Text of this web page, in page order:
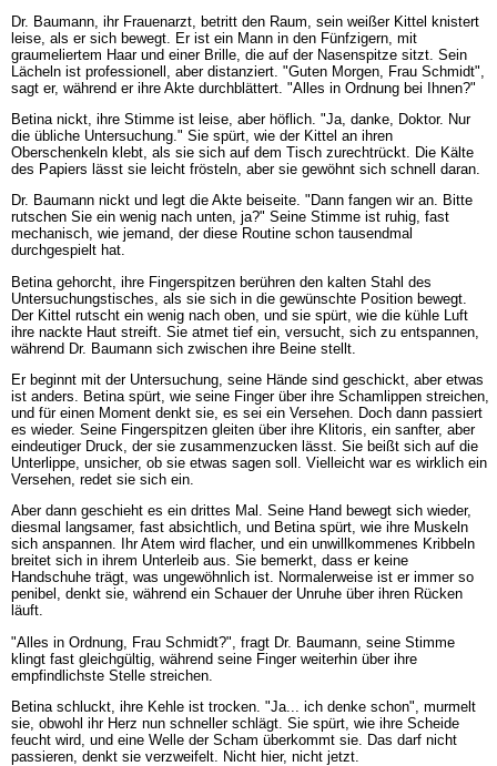
Dr. Baumann, ihr Frauenarzt, betritt den Raum, sein weißer Kittel knistert
leise, als er sich bewegt. Er ist ein Mann in den Fünfzigern, mit
graumeliertem Haar und einer Brille, die auf der Nasenspitze sitzt. Sein
Lächeln ist professionell, aber distanziert. "Guten Morgen, Frau Schmidt",
sagt er, während er ihre Akte durchblättert. "Alles in Ordnung bei Ihnen?"
Betina nickt, ihre Stimme ist leise, aber höflich. "Ja, danke, Doktor. Nur
die übliche Untersuchung." Sie spürt, wie der Kittel an ihren
Oberschenkeln klebt, als sie sich auf dem Tisch zurechtrückt. Die Kälte
des Papiers lässt sie leicht frösteln, aber sie gewöhnt sich schnell daran.
Dr. Baumann nickt und legt die Akte beiseite. "Dann fangen wir an. Bitte
rutschen Sie ein wenig nach unten, ja?" Seine Stimme ist ruhig, fast
mechanisch, wie jemand, der diese Routine schon tausendmal
durchgespielt hat.
Betina gehorcht, ihre Fingerspitzen berühren den kalten Stahl des
Untersuchungstisches, als sie sich in die gewünschte Position bewegt.
Der Kittel rutscht ein wenig nach oben, und sie spürt, wie die kühle Luft
ihre nackte Haut streift. Sie atmet tief ein, versucht, sich zu entspannen,
während Dr. Baumann sich zwischen ihre Beine stellt.
Er beginnt mit der Untersuchung, seine Hände sind geschickt, aber etwas
ist anders. Betina spürt, wie seine Finger über ihre Schamlippen streichen,
und für einen Moment denkt sie, es sei ein Versehen. Doch dann passiert
es wieder. Seine Fingerspitzen gleiten über ihre Klitoris, ein sanfter, aber
eindeutiger Druck, der sie zusammenzucken lässt. Sie beißt sich auf die
Unterlippe, unsicher, ob sie etwas sagen soll. Vielleicht war es wirklich ein
Versehen, redet sie sich ein.
Aber dann geschieht es ein drittes Mal. Seine Hand bewegt sich wieder,
diesmal langsamer, fast absichtlich, und Betina spürt, wie ihre Muskeln
sich anspannen. Ihr Atem wird flacher, und ein unwillkommenes Kribbeln
breitet sich in ihrem Unterleib aus. Sie bemerkt, dass er keine
Handschuhe trägt, was ungewöhnlich ist. Normalerweise ist er immer so
penibel, denkt sie, während ein Schauer der Unruhe über ihren Rücken
läuft.
"Alles in Ordnung, Frau Schmidt?", fragt Dr. Baumann, seine Stimme
klingt fast gleichgültig, während seine Finger weiterhin über ihre
empfindlichste Stelle streichen.
Betina schluckt, ihre Kehle ist trocken. "Ja... ich denke schon", murmelt
sie, obwohl ihr Herz nun schneller schlägt. Sie spürt, wie ihre Scheide
feucht wird, und eine Welle der Scham überkommt sie. Das darf nicht
passieren, denkt sie verzweifelt. Nicht hier, nicht jetzt.